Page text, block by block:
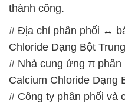
thành công.
# Địa chỉ phân phối ↔
Chloride Dạng Bột
# Nhà cung ứng π
Calcium Chloride Dạng
# Công ty phân phối và